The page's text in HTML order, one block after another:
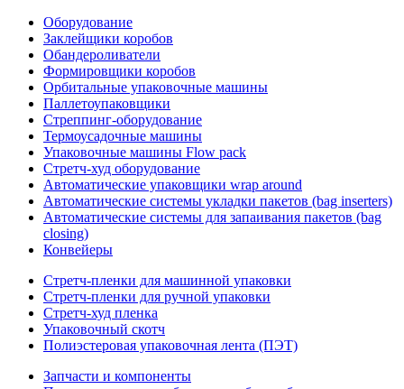
Оборудование
Заклейщики коробов
Обандероливатели
Формировщики коробов
Орбитальные упаковочные машины
Паллетоупаковщики
Стреппинг-оборудование
Термоусадочные машины
Упаковочные машины Flow pack
Стретч-худ оборудование
Автоматические упаковщики wrap around
Автоматические системы укладки пакетов (bag inserters)
Автоматические системы для запаивания пакетов (bag
closing)
Конвейеры
Стретч-пленки для машинной упаковки
Стретч-пленки для ручной упаковки
Стретч-худ пленка
Упаковочный скотч
Полиэстеровая упаковочная лента (ПЭТ)
Запчасти и компоненты